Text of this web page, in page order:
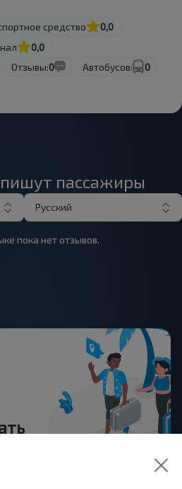
средство
0,0
0,0
Отзывы:0 Автобусов:
0
пассажиры
Русский
пока нет отзывов.